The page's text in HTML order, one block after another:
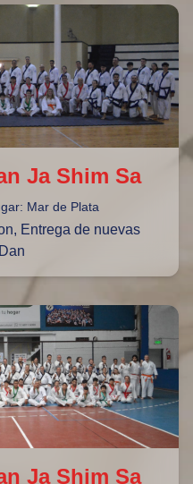
Ja Shim Sa
Mar de Plata
Entrega de nuevas
Ja Shim Sa